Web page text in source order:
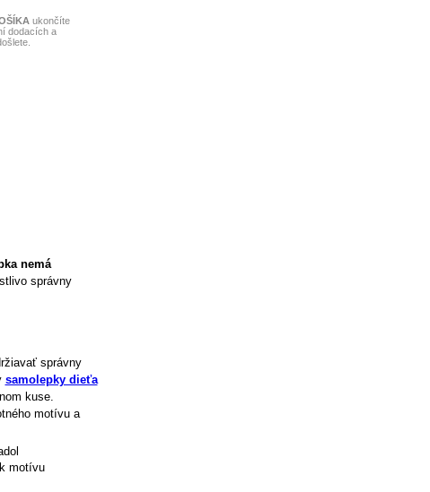
ukončíte
dodacích a
nemá
správny
správny
samolepky dieťa
kuse.
motívu a
motívu